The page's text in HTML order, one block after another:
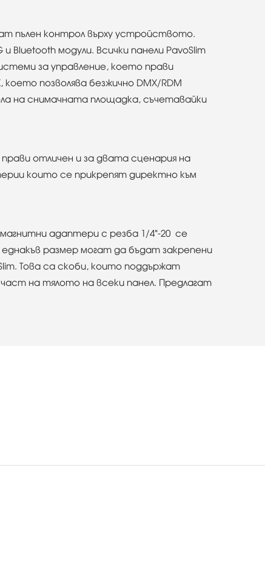
пълен контрол върху устройството.
Bluetooth модули. Всички панели PavoSlim
за управление, което прави
позволява безжично DMX/RDM
на снимачната площадка, съчетавайки
отличен и за двата сценария на
които се прикрепят директно към
адаптери с резба 1/4"-20 се
еднакъв размер могат да бъдат закрепени
Това са скоби, които поддържат
на тялото на всеки панел. Предлагат